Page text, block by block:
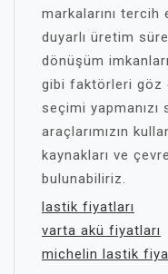
markalarını
duyarlı üretim
dönüşüm
gibi faktörleri göz
seçimi yapmanızı
araçlarımızın
kaynakları ve
bulunabiliriz.
lastik fiyatları
varta akü fiyatları
michelin lastik